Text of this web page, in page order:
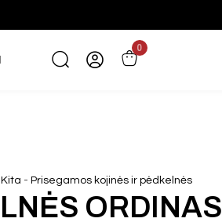
0
Kita -Prisegamos kojinės ir pėdkelnės
ORDINAS